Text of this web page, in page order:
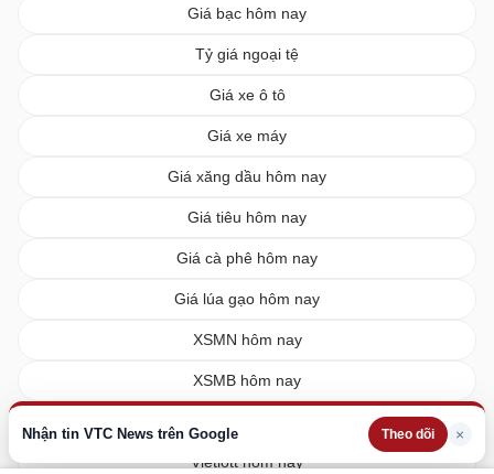
Nhận tin VTC News trên Google Theo dõi ×
Giá bạc hôm nay
Tỷ giá ngoại tệ
Giá xe ô tô
Giá xe máy
Giá xăng dầu hôm nay
Giá tiêu hôm nay
Giá cà phê hôm nay
Giá lúa gạo hôm nay
XSMN hôm nay
XSMB hôm nay
Vietlott hôm nay